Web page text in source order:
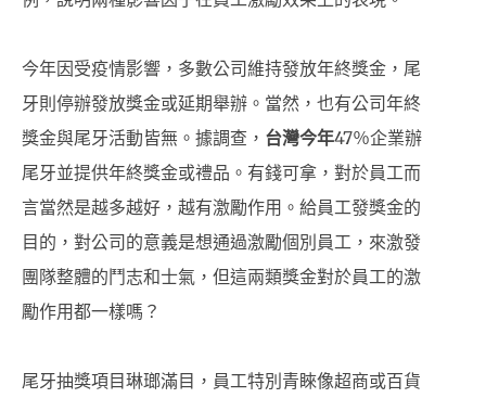
今年因受疫情影響，多數公司維持發放年終獎金，尾
牙則停辦發放獎金或延期舉辦。當然，也有公司年終
獎金與尾牙活動皆無。據調查， 台灣今年47％企業辦
尾牙並提供年終獎金或禮品。有錢可拿，對於員工而
言當然是越多越好，越有激勵作用。給員工發獎金的
目的，對公司的意義是想通過激勵個別員工，來激發
團隊整體的鬥志和士氣，但這兩類獎金對於員工的激
勵作用都一樣嗎？
尾牙抽獎項目琳瑯滿目，員工特別青睞像超商或百貨